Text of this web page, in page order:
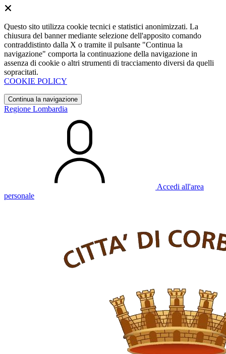
Questo sito utilizza cookie tecnici e statistici anonimizzati. La
chiusura del banner mediante selezione dell'apposito comando
contraddistinto dalla X o tramite il pulsante "Continua la
navigazione" comporta la continuazione della navigazione in
assenza di cookie o altri strumenti di tracciamento diversi da quelli
sopracitati.
COOKIE POLICY
Continua la navigazione
Regione Lombardia
Accedi all'area
personale